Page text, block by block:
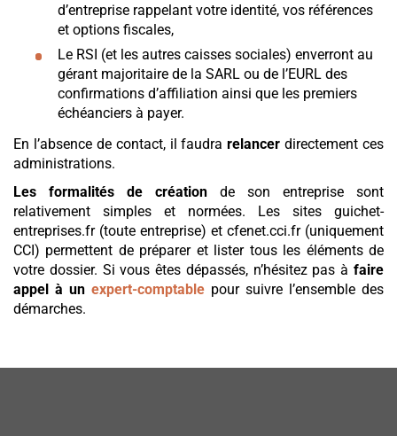
d’entreprise rappelant votre identité, vos références
et options fiscales,
Le RSI (et les autres caisses sociales) enverront au
gérant majoritaire de la SARL ou de l’EURL des
confirmations d’affiliation ainsi que les premiers
échéanciers à payer.
En l’absence de contact, il faudrarelancer directement ces
administrations.
Les formalités de création de son entreprise sont
relativement simples et normées. Les sites guichet-
entreprises.fr (toute entreprise) et cfenet.cci.fr (uniquement
CCI) permettent de préparer et lister tous les éléments de
votre dossier. Si vous êtes dépassés, n’hésitez pas à faire
appel à un expert-comptable pour suivre l’ensemble des
démarches.